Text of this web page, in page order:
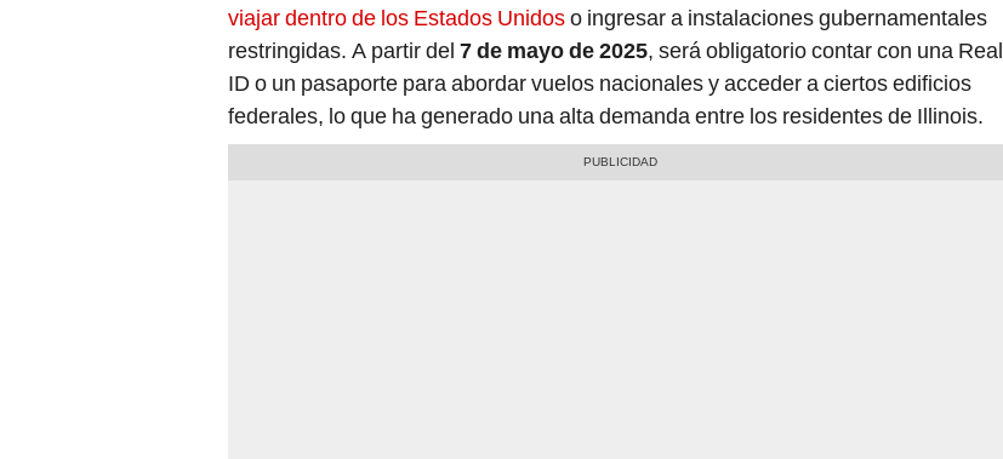
viajar dentro de los Estados Unidoso ingresar a instalaciones gubernamentales
restringidas. A partir del 7 de mayo de 2025, será obligatorio contar con una Real
ID o un pasaporte para abordar vuelos nacionales y acceder a ciertos edificios
federales, lo que ha generado una alta demanda entre los residentes de Illinois.